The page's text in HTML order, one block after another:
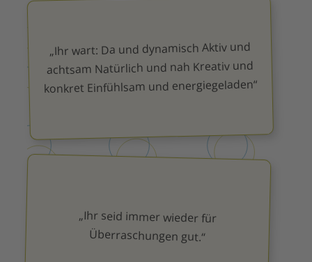
„Ihr wart: Da und dynamisch Aktiv und
achtsam Natürlich und nah Kreativ und
konkret Einfühlsam und energiegeladen“
„Ihr seid immer wieder für
Überraschungen gut.“